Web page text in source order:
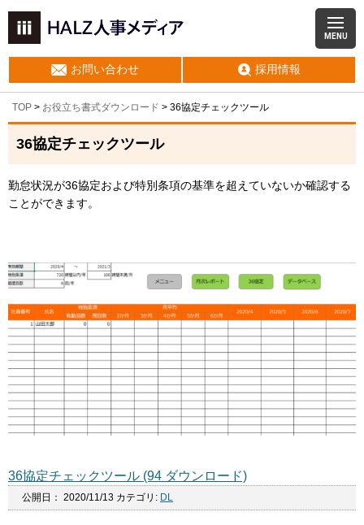
MENU
お問い合わせ 採用情報
TOP > お役立ち書式ダウンロード > 36協定チェックツール
36協定チェックツール
勤怠状況が36協定および特別条項の基準を超えていないか確認する
ことができます。
36協定チェックツール (94 ダウンロード)
公開日： 2020/11/13 カテゴリ: DL